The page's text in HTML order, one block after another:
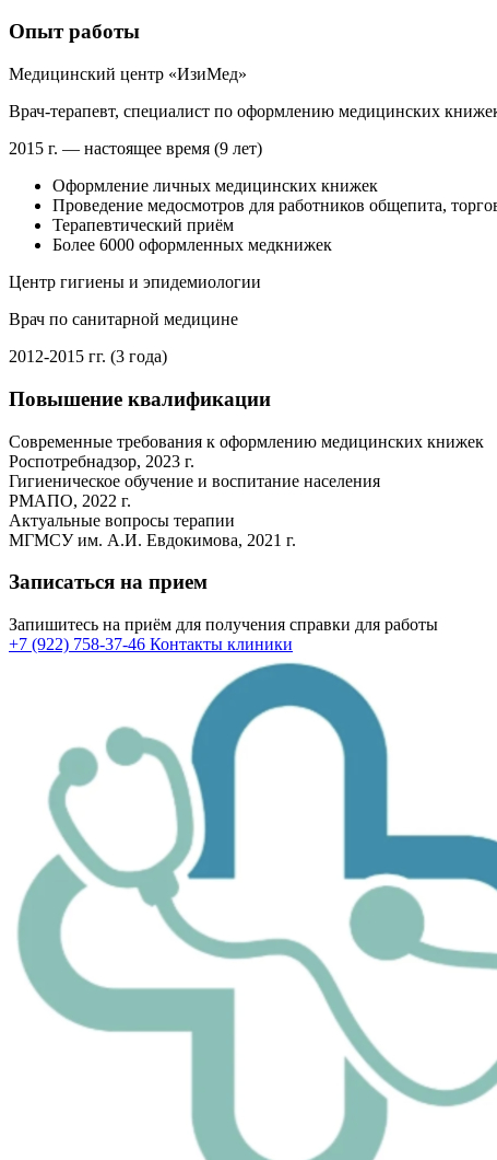
Опыт работы
Медицинский центр «ИзиМед»
Врач-терапевт, специалист по оформлению медицинских
2015 г. — настоящее время (9 лет)
Оформление личных медицинских книжек
Проведение медосмотров для работников общепита,
Терапевтический приём
Более 6000 оформленных медкнижек
Центр гигиены и эпидемиологии
Врач по санитарной медицине
2012-2015 гг. (3 года)
Повышение квалификации
Современные требования к оформлению медицинских книжек
Роспотребнадзор, 2023 г.
Гигиеническое обучение и воспитание населения
РМАПО, 2022 г.
Актуальные вопросы терапии
МГМСУ им. А.И. Евдокимова, 2021 г.
Записаться на прием
Запишитесь на приём для получения справки для работы
+7 (922) 758-37-46 Контакты клиники